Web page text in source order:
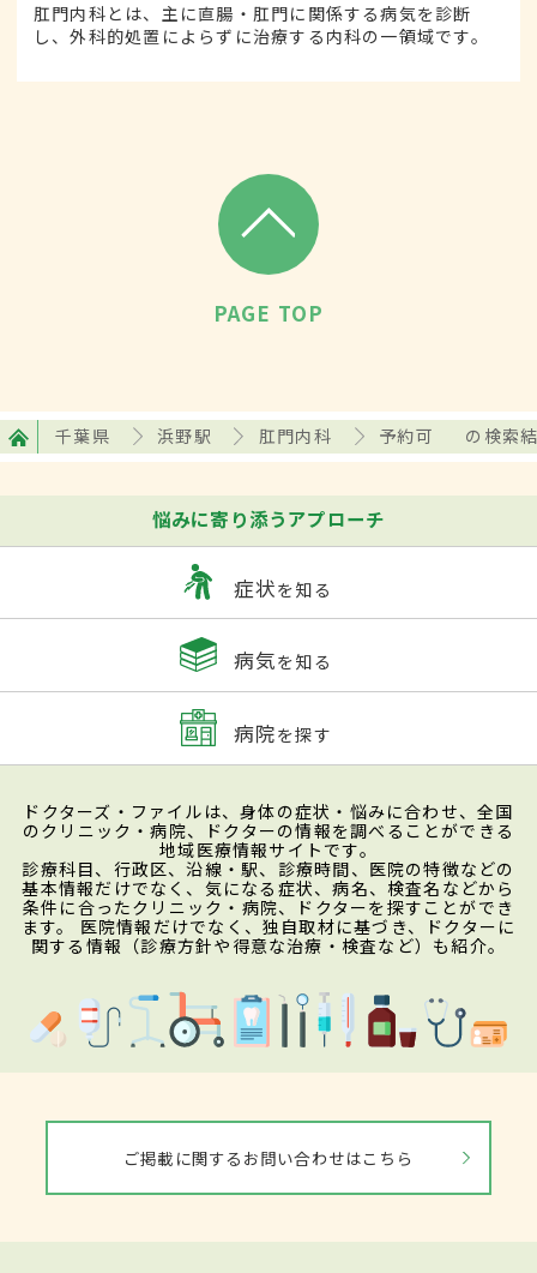
肛門内科とは、主に直腸・肛門に関係する病気を診断
し、外科的処置によらずに治療する内科の一領域です。
PAGE TOP
千葉県 浜野駅 肛門内科 予約可 の検索
悩みに寄り添うアプローチ
症状を知る
病気を知る
病院を探す
ドクターズ・ファイルは、身体の症状・悩みに合わせ、全国
のクリニック・病院、ドクターの情報を調べることができる
地域医療情報サイトです。
診療科目、行政区、沿線・駅、診療時間、医院の特徴などの
基本情報だけでなく、気になる症状、病名、検査名などから
条件に合ったクリニック・病院、ドクターを探すことができ
ます。 医院情報だけでなく、独自取材に基づき、ドクターに
関する情報（診療方針や得意な治療・検査など）も紹介。
ご掲載に関するお問い合わせはこちら